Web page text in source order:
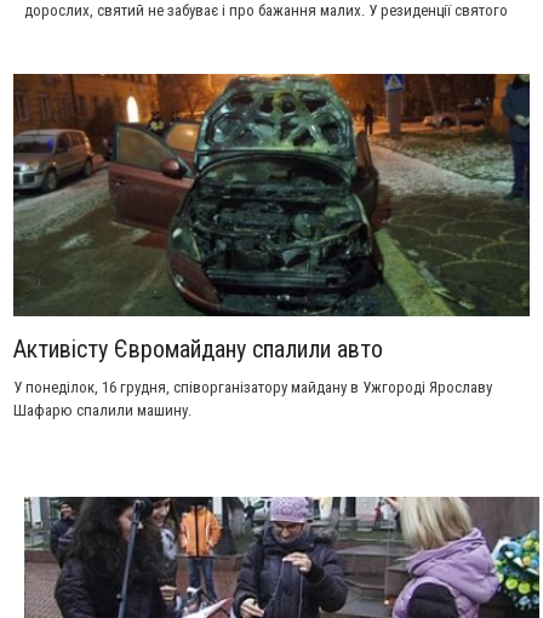
дорослих, святий не забуває і про бажання малих. У резиденції святого
помічниками довелося перечитати більше 25 тисяч листів. І на кожен дали
відповідь.
Активісту Євромайдану спалили авто
У понеділок, 16 грудня, співорганізатору майдану в Ужгороді Ярославу
Шафарю спалили машину.